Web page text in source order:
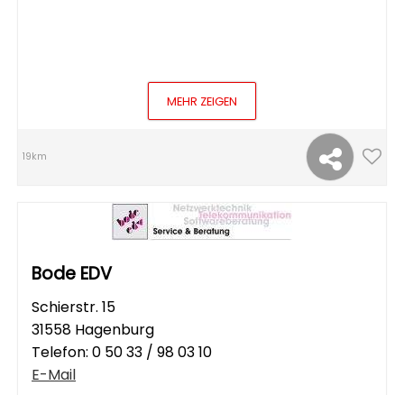
MEHR ZEIGEN
19km
Bode EDV
Schierstr. 15
31558 Hagenburg
Telefon: 0 50 33 / 98 03 10
E-Mail